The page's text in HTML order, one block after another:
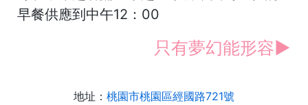
早餐供應到中午12：00
只有夢幻能形容►
地址： 桃園市桃園區經國路721號